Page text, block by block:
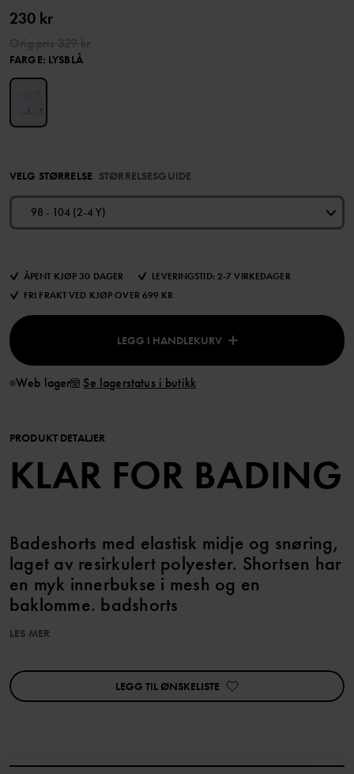
230 kr
FARGE: LYSBLÅ
VELG STØRRELSE STØRRELSESGUIDE
98 - 104 (2-4 Y)
ÅPENT KJØP 30 DAGER
LEVERINGSTID: 2-7 VIRKEDAGER
FRI FRAKT VED KJØP OVER 699 KR
LEGG I HANDLEKURV
Web lager Se lagerstatus i butikk
PRODUKT DETALJER
KLAR FOR BADING
Badeshorts med elastisk midje og snøring,
laget av resirkulert polyester. Shortsen har
en myk innerbukse i mesh og en
baklomme. badshorts
Varenummer
Produksjonsland:Kina
Fabrikk
Mingyi Swimwear Factory Ltd
Les mer
LES MER
LEGG TIL ØNSKELISTE